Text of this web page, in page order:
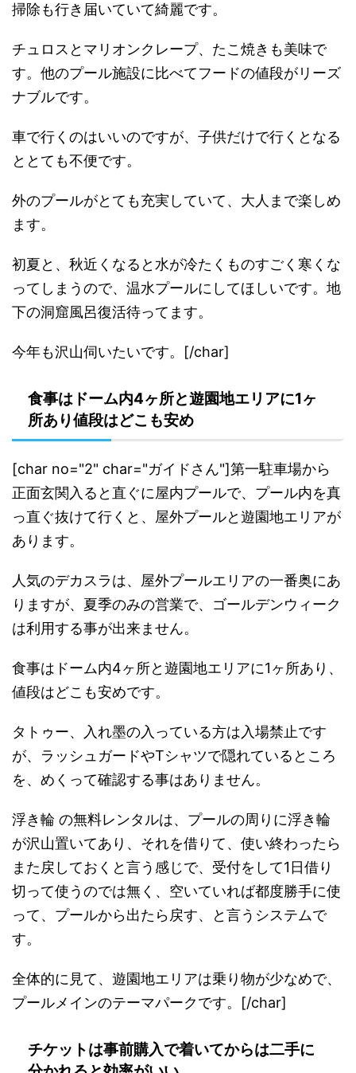
掃除も行き届いていて綺麗です。
チュロスとマリオンクレープ、たこ焼きも美味で
す。他のプール施設に比べてフードの値段がリーズ
ナブルです。
車で行くのはいいのですが、子供だけで行くとなる
ととても不便です。
外のプールがとても充実していて、大人まで楽しめ
ます。
初夏と、秋近くなると水が冷たくものすごく寒くな
ってしまうので、温水プールにしてほしいです。地
下の洞窟風呂復活待ってます。
今年も沢山伺いたいです。[/char]
食事はドーム内4ヶ所と遊園地エリアに1ヶ
所あり値段はどこも安め
[char no="2" char="ガイドさん"]第一駐車場から
正面玄関入ると直ぐに屋内プールで、プール内を真
っ直ぐ抜けて行くと、屋外プールと遊園地エリアが
あります。
人気のデカスラは、屋外プールエリアの一番奥にあ
りますが、夏季のみの営業で、ゴールデンウィーク
は利用する事が出来ません。
食事はドーム内4ヶ所と遊園地エリアに1ヶ所あり、
値段はどこも安めです。
タトゥー、入れ墨の入っている方は入場禁止です
が、ラッシュガードやTシャツで隠れているところ
を、めくって確認する事はありません。
浮き輪 の無料レンタルは、プールの周りに浮き輪
が沢山置いてあり、それを借りて、使い終わったら
また戻しておくと言う感じで、受付をして1日借り
切って使うのでは無く、空いていれば都度勝手に使
って、プールから出たら戻す、と言うシステムで
す。
全体的に見て、遊園地エリアは乗り物が少なめで、
プールメインのテーマパークです。[/char]
チケットは事前購入で着いてからは二手に